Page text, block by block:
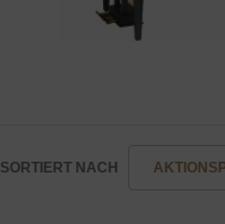
SORTIERT NACH